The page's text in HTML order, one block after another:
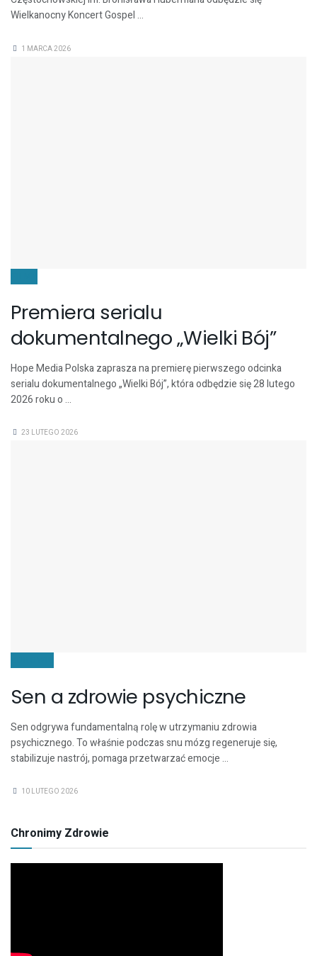
Wielkanocny Koncert Gospel ...
1 MARCA 2026
Premiera serialu
dokumentalnego „Wielki Bój”
Hope Media Polska zaprasza na premierę pierwszego odcinka
serialu dokumentalnego „Wielki Bój”, która odbędzie się 28 lutego
2026 roku o ...
23 LUTEGO 2026
Sen a zdrowie psychiczne
Sen odgrywa fundamentalną rolę w utrzymaniu zdrowia
psychicznego. To właśnie podczas snu mózg regeneruje się,
stabilizuje nastrój, pomaga przetwarzać emocje ...
10 LUTEGO 2026
Chronimy Zdrowie